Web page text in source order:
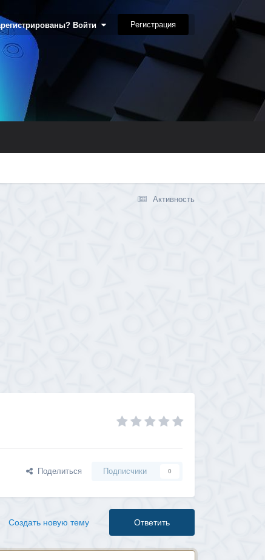
Войти Регистрация
Активность
Поделиться Подписчики 0
Ответить
Создать новую тему